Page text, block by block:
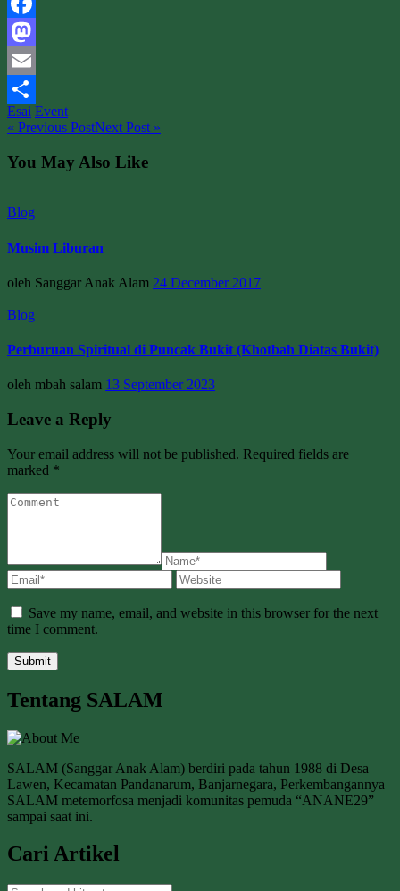
Facebook
Mastodon
Email
Share
Esai Event
« Previous PostNext Post »
You May Also Like
Blog
Musim Liburan
oleh Sanggar Anak Alam 24 December 2017
Blog
Perburuan Spiritual di Puncak Bukit (Khotbah Diatas Bukit)
oleh mbah salam 13 September 2023
Leave a Reply
Your email address will not be published. Required fields are
marked *
Save my name, email, and website in this browser for the next
time I comment.
Tentang SALAM
SALAM (Sanggar Anak Alam) berdiri pada tahun 1988 di Desa
Lawen, Kecamatan Pandanarum, Banjarnegara, Perkembangannya
SALAM metemorfosa menjadi komunitas pemuda “ANANE29”
sampai saat ini.
Cari Artikel